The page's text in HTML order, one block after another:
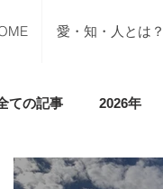
愛・知・人とは？
ての記事 2026年
ご支援のご報告